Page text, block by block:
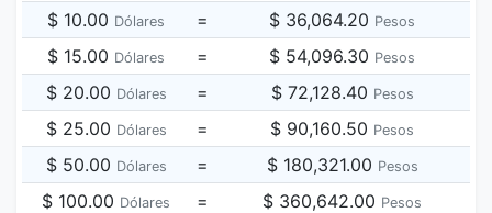
$ 10.00 Dólares = $ 36,064.20 Pesos
$ 15.00 Dólares = $ 54,096.30 Pesos
$ 20.00 Dólares = $ 72,128.40 Pesos
$ 25.00 Dólares = $ 90,160.50 Pesos
$ 50.00 Dólares = $ 180,321.00 Pesos
$ 100.00 Dólares = $ 360,642.00 Pesos